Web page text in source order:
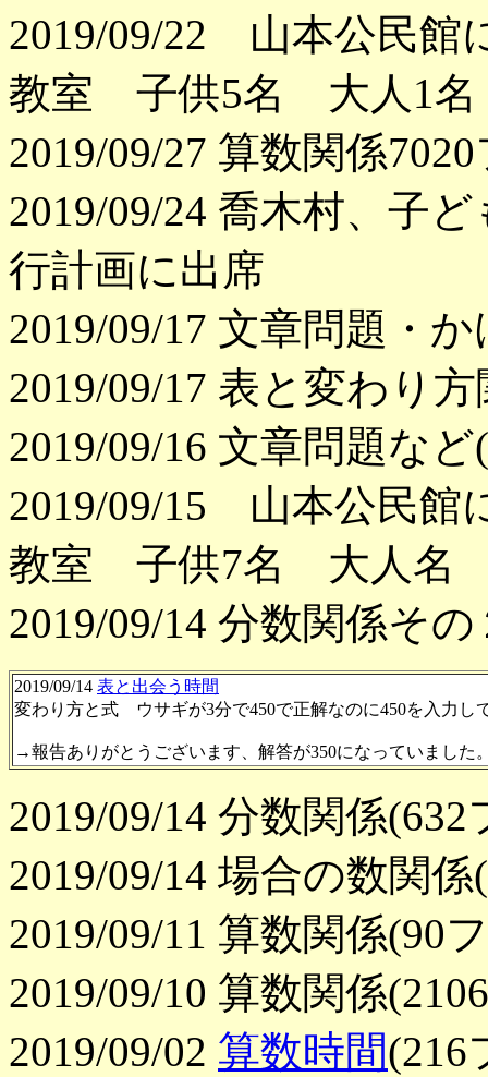
2019/09/22 山本公民
教室 子供5名 大人1
2019/09/27 算数関係
2019/09/24 喬木村、子
行計画に出席
2019/09/17 文章問題・
2019/09/17 表と変わり
2019/09/16 文章問題な
2019/09/15 山本公民
教室 子供7名 大人名
2019/09/14 分数関係そ
2019/09/14 表と出会う時間
変わり方と式 ウサギが3分で450で正解なのに450を入力し
→報告ありがとうございます、解答が350になっていました
2019/09/14 分数関係
2019/09/14 場合の数関
2019/09/11 算数関係(90
2019/09/10 算数関係
2019/09/02 算数時間(216